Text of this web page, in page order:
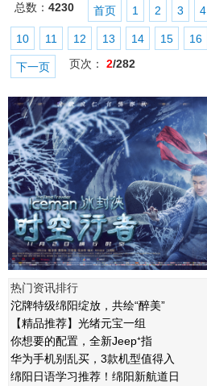
总数： 4230 首页 1 2 3 4
10 11 12 13 14 15 16
下一页 页次： 2/282
热门资讯排行
沱牌特级绵阳绽放，共绘“醉美”
【精品推荐】光绪元宝一组
你想要的配置，全新Jeep⁺指
华为手机别乱买，3款机型值得入
绵阳日语学习推荐！绵阳新航道日